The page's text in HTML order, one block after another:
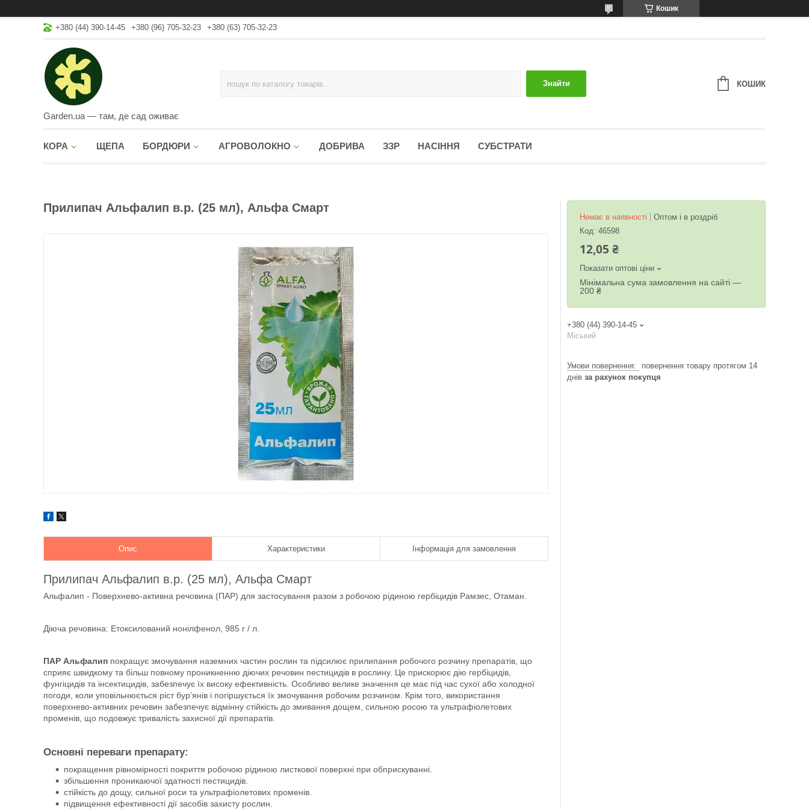
Кошик
+380 (44) 390-14-45 +380 (96) 705-32-23 +380 (63) 705-32-23
Garden.ua — там, де сад оживає
Знайти КОШИК
КОРА ЩЕПА БОРДЮРИ АГРОВОЛОКНО ДОБРИВА ЗЗР НАСІННЯ СУБСТРАТИ
Прилипач Альфалип в.р. (25 мл), Альфа Смарт
Опис Характеристики Інформація для замовлення
Прилипач Альфалип в.р. (25 мл), Альфа Смарт
Альфалип - Поверхнево-активна речовина (ПАР) для застосування разом з робочою рідиною гербіцидів Рамзес, Отаман.
Діюча речовина: Етоксилований нонілфенол, 985 г / л.
ПАР Альфалип покращує змочування наземних частин рослин та підсилює прилипання робочого розчину препаратів, що
сприяє швидкому та більш повному проникненню діючих речовин пестицидів в рослину. Це прискорює дію гербіцидів,
фунгіцидів та інсектицидів, забезпечує їх високу ефективність. Особливо велике значення це має під час сухої або холодної
погоди, коли уповільнюється ріст бур’янів і погіршується їх змочування робочим розчином. Крім того, використання
поверхнево-активних речовин забезпечує відмінну стійкість до змивання дощем, сильною росою та ультрафіолетових
променів, що подовжує тривалість захисної дії препаратів.
Основні переваги препарату:
покращення рівномірності покриття робочою рідиною листкової поверхні при обприскуванні.
збільшення проникаючої здатності пестицидів.
стійкість до дощу, сильної роси та ультрафіолетових променів.
підвищення ефективності дії засобів захисту рослин.
Немає в наявності
Оптом і в роздріб
Код: 46598
12,05 ₴
Показати оптові ціни
Мінімальна сума замовлення на сайті —
200 ₴
+380 (44) 390-14-45
Міський
повернення товару протягом 14
днів за рахунок покупця